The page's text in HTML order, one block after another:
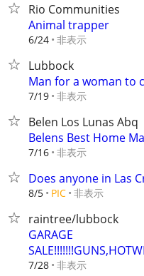
Rio Communities
Animal trapper
6/24 非表示
Lubbock
Man for a woman to
7/19 非表示
Belen Los Lunas Abq
Belens Best Home
7/16 非表示
Does anyone in Las
8/5 PIC 非表示
raintree/lubbock
GARAGE
7/28 非表示